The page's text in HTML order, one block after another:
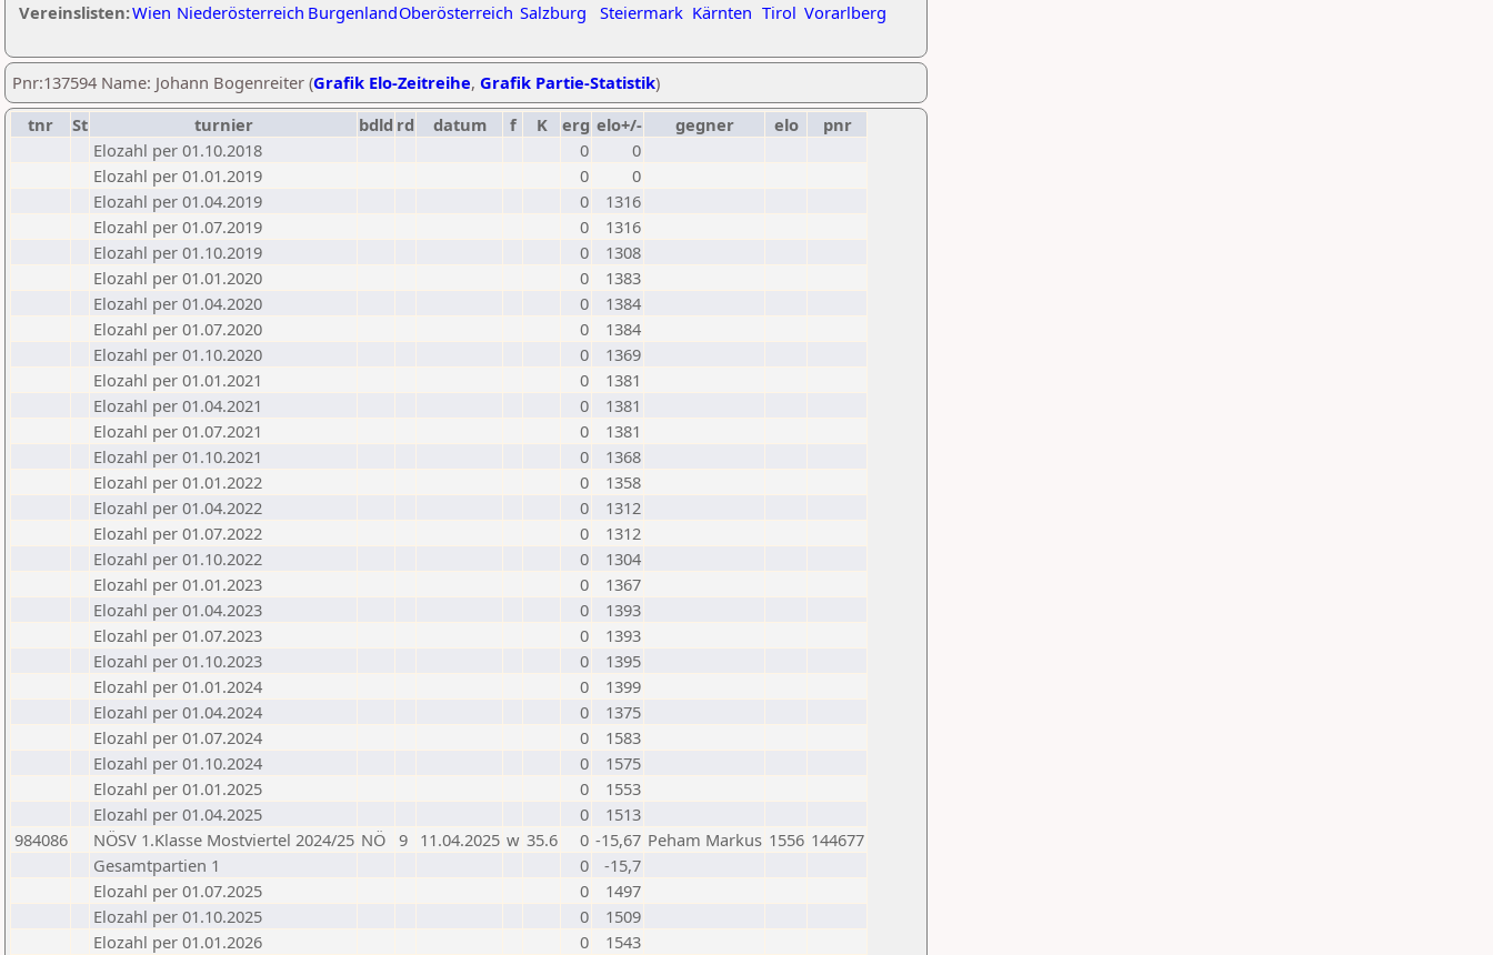
Vereinslisten:Wien Niederösterreich BurgenlandOberösterreich Salzburg Steiermark Kärnten Tirol Vorarlberg
Pnr:137594 Name: Johann Bogenreiter (Grafik Elo-Zeitreihe, Grafik Partie-Statistik)
tnr
St turnier bdld rd datum f K erg elo+/- gegner elo
pnr
Elozahl per 01.10.2018
0
0
Elozahl per 01.01.2019
0
0
Elozahl per 01.04.2019
0
1316
Elozahl per 01.07.2019
0
1316
Elozahl per 01.10.2019
0
1308
Elozahl per 01.01.2020
0
1383
Elozahl per 01.04.2020
0
1384
Elozahl per 01.07.2020
0
1384
Elozahl per 01.10.2020
0
1369
Elozahl per 01.01.2021
0
1381
Elozahl per 01.04.2021
0
1381
Elozahl per 01.07.2021
0
1381
Elozahl per 01.10.2021
0
1368
Elozahl per 01.01.2022
0
1358
Elozahl per 01.04.2022
0
1312
Elozahl per 01.07.2022
0
1312
Elozahl per 01.10.2022
0
1304
Elozahl per 01.01.2023
0
1367
Elozahl per 01.04.2023
0
1393
Elozahl per 01.07.2023
0
1393
Elozahl per 01.10.2023
0
1395
Elozahl per 01.01.2024
0
1399
Elozahl per 01.04.2024
0
1375
Elozahl per 01.07.2024
0
1583
Elozahl per 01.10.2024
0
1575
Elozahl per 01.01.2025
0
1553
Elozahl per 01.04.2025
0
1513
984086
NÖSV 1.Klasse Mostviertel 2024/25 NÖ 9 11.04.2025 w 35.6 0 -15,67 Peham Markus 1556 144677
Gesamtpartien 1
0
-15,7
Elozahl per 01.07.2025
0
1497
Elozahl per 01.10.2025
0
1509
Elozahl per 01.01.2026
0 1543